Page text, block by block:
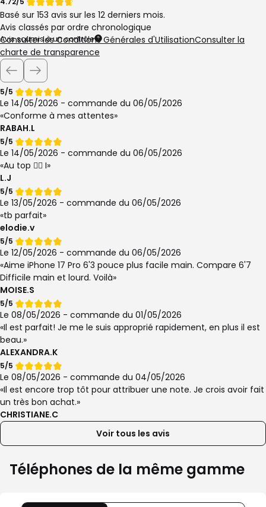
de
de
Basé sur 153 avis sur les 12 derniers mois.
Avis classés par ordre chronologique
Avis soumis à un contrôle
Consulter les Conditions Générales d'UtilisationConsulter la
charte de transparence
Note
de
5/5
Le 14/05/2026 - commande du 06/05/2026
Conforme à mes attentes
RABAH.L
Note
de
5/5
Le 14/05/2026 - commande du 06/05/2026
Au top 👌🏻 I
L.J
Note
de
5/5
Le 13/05/2026 - commande du 06/05/2026
tb parfait
elodie.v
Note
de
5/5
Le 12/05/2026 - commande du 06/05/2026
Aime iPhone 17 Pro 6'3 pouce plus facile main. Compare 6'7
Difficile main et lourd. Voilà
MOISE.S
Note
de
5/5
Le 08/05/2026 - commande du 01/05/2026
Il est parfait! Je me le suis approprié rapidement, en plus il est
beau.
ALEXANDRA.K
Note
de
5/5
Le 08/05/2026 - commande du 04/05/2026
Il est encore trop tôt pour attribuer une note. Je crois avoir fait
un très bon achat.
CHRISTIANE.C
Voir tous les avis
Téléphones de la même gamme